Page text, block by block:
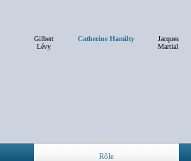
Gilbert
Lévy
Catherine Hamilty
Jacques
Martial
Rôle